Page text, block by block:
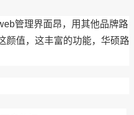
管理界面昂，用其他品牌路
颜值，这丰富的功能，华硕路